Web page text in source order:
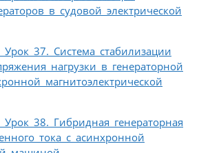
в судовой электрической
37. Система стабилизации
нагрузки в генераторной
магнитоэлектрической
38. Гибридная генераторная
тока с асинхронной